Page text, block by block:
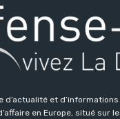
d’actualité et
en Europe, situé sur